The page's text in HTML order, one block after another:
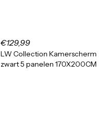
€129,99
LW Collection Kamerscherm
zwart 5 panelen 170X200CM